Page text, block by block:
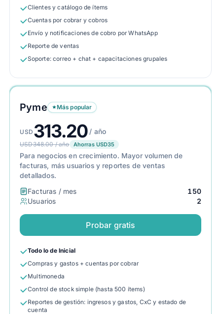
Clientes y catálogo de ítems
Cuentas por cobrar y cobros
Envío y notificaciones de cobro por WhatsApp
Reporte de ventas
Soporte: correo + chat + capacitaciones grupales
Pyme Más popular
USD 313.20 / año
USD348.00 / año Ahorras USD35
Para negocios en crecimiento. Mayor volumen de
facturas, más usuarios y reportes de ventas
detallados.
Facturas / mes
150
Usuarios
2
Probar gratis
Todo lo de Inicial
Compras y gastos + cuentas por cobrar
Multimoneda
Control de stock simple (hasta 500 ítems)
Reportes de gestión: ingresos y gastos, CxC y estado de
cuenta